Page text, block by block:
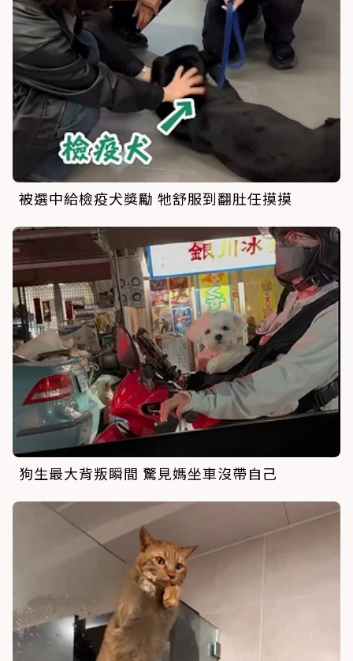
被選中給檢疫犬獎勵 牠舒服到翻肚任摸摸
狗生最大背叛瞬間 驚見媽坐車沒帶自己